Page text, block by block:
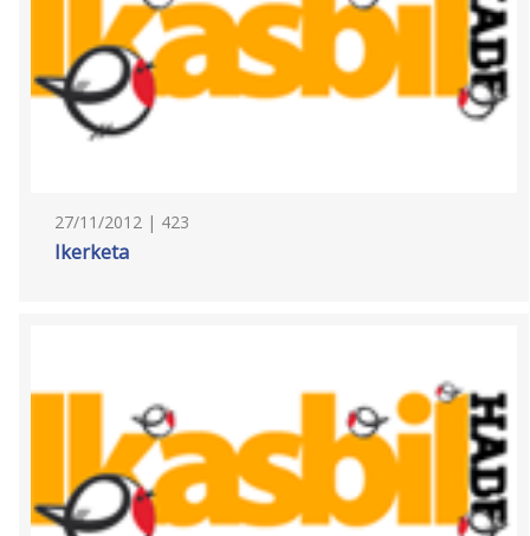
27/11/2012 | 423
Ikerketa